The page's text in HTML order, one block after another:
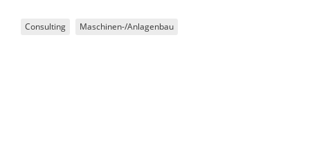
Consulting Maschinen-/Anlagenbau